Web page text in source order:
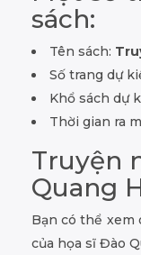
sách:
Tên sách:
Số trang dự
Khổ sách dự
Thời gian ra
Truyện
Quang
Bạn có thể xem
của họa sĩ Đào